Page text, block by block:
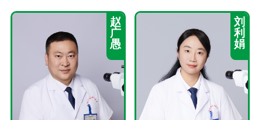
赵
广
愚
刘
利
娟